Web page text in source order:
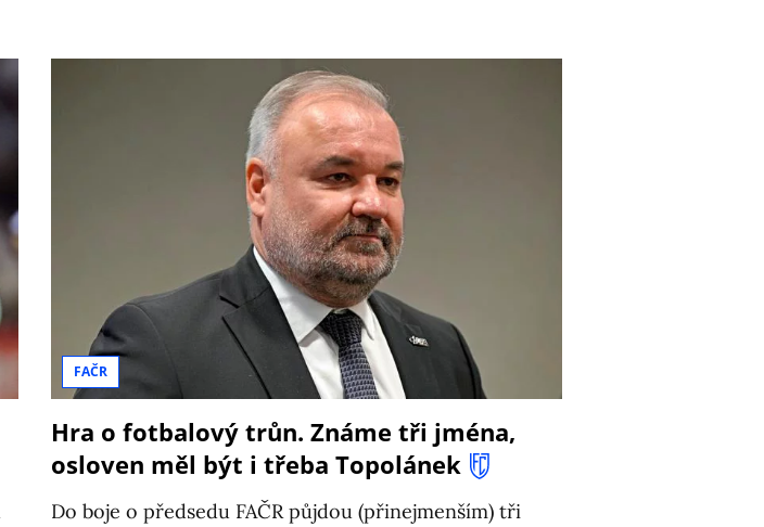
FAČR
Hra o fotbalový trůn. Známe tři jména,
osloven měl být i třeba Topolánek
Do boje o předsedu FAČR půjdou (přinejmenším) tři